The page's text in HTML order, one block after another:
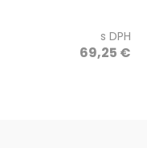
69,25 €
s DPH